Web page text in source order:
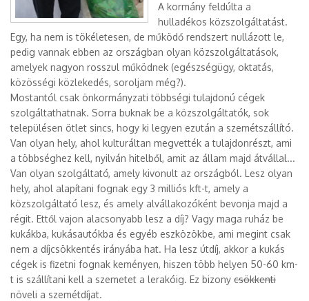
A kormány feldúlta a
hulladékos közszolgáltatást.
Egy, ha nem is tökéletesen, de működő rendszert nullázott le,
pedig vannak ebben az országban olyan közszolgáltatások,
amelyek nagyon rosszul működnek (egészségügy, oktatás,
közösségi közlekedés, soroljam még?).
Mostantól csak önkormányzati többségi tulajdonú cégek
szolgáltathatnak. Sorra buknak be a közszolgáltatók, sok
településen ötlet sincs, hogy ki legyen ezután a szemétszállító.
Van olyan hely, ahol kulturáltan megvették a tulajdonrészt, ami
a többséghez kell, nyilván hitelből, amit az állam majd átvállal...
Van olyan szolgáltató, amely kivonult az országból. Lesz olyan
hely, ahol alapítani fognak egy 3 milliós kft-t, amely a
közszolgáltató lesz, és amely alvállakozóként bevonja majd a
régit. Ettől vajon alacsonyabb lesz a díj? Vagy maga ruház be
kukákba, kukásautókba és egyéb eszközökbe, ami megint csak
nem a díjcsökkentés irányába hat. Ha lesz útdíj, akkor a kukás
cégek is fizetni fognak keményen, hiszen több helyen 50-60 km-
t is szállítani kell a szemetet a lerakóig. Ez bizony csökkenti
növeli a szemétdíjat.